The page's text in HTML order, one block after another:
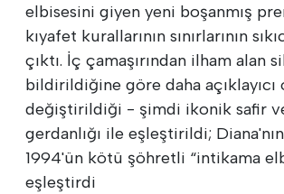
elbisesini giyen yeni boşanmış
kıyafet kurallarının sınırlarının
çıktı. İç çamaşırından ilham alan
bildirildiğine göre daha açıklayıcı
değiştirildiği - şimdi ikonik safir
gerdanlığı ile eşleştirildi;
1994'ün kötü şöhretli “intikama
eşleştirdi